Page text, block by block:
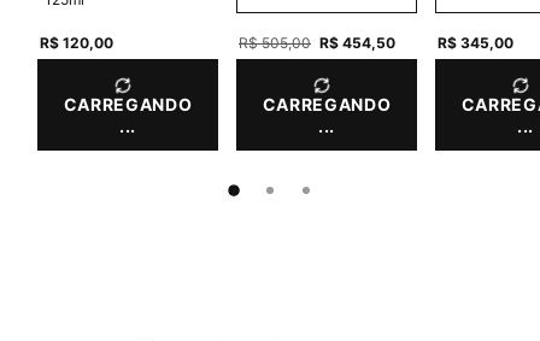
R$ 120,00
CARREGANDO
...
Old price
R$ 505,00 New price
R$ 454,50
CARREGANDO
...
R$ 345,00
...